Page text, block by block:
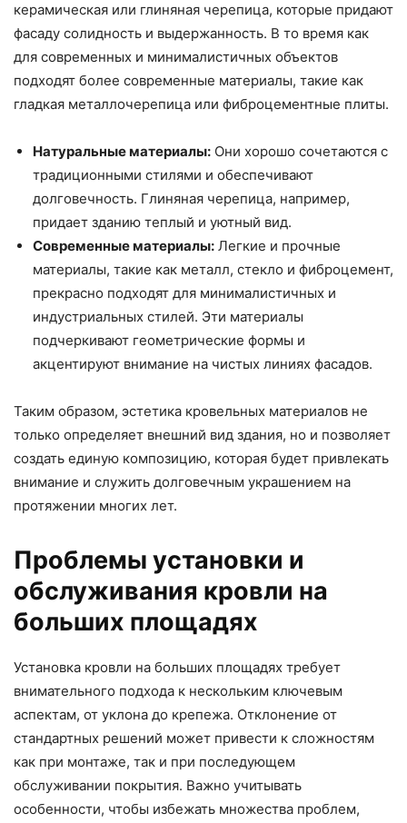
керамическая или глиняная черепица, которые придают
фасаду солидность и выдержанность. В то время как
для современных и минималистичных объектов
подходят более современные материалы, такие как
гладкая металлочерепица или фиброцементные плиты.
Натуральные материалы: Они хорошо сочетаются с
традиционными стилями и обеспечивают
долговечность. Глиняная черепица, например,
придает зданию теплый и уютный вид.
Современные материалы: Легкие и прочные
материалы, такие как металл, стекло и фиброцемент,
прекрасно подходят для минималистичных и
индустриальных стилей. Эти материалы
подчеркивают геометрические формы и
акцентируют внимание на чистых линиях фасадов.
Таким образом, эстетика кровельных материалов не
только определяет внешний вид здания, но и позволяет
создать единую композицию, которая будет привлекать
внимание и служить долговечным украшением на
протяжении многих лет.
Проблемы установки и
обслуживания кровли на
больших площадях
Установка кровли на больших площадях требует
внимательного подхода к нескольким ключевым
аспектам, от уклона до крепежа. Отклонение от
стандартных решений может привести к сложностям
как при монтаже, так и при последующем
обслуживании покрытия. Важно учитывать
особенности, чтобы избежать множества проблем,